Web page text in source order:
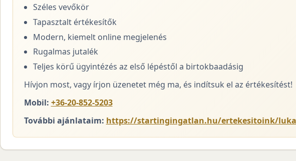
Széles vevőkör
Tapasztalt értékesítők
Modern, kiemelt online megjelenés
Rugalmas jutalék
Teljes körű ügyintézés az első lépéstől a birtokbaadásig
Hívjon most, vagy írjon üzenetet még ma, és indítsuk el az értékesítést!
Mobil: +36-20-852-5203
További ajánlataim: https://startingingatlan.hu/ertekesitoink/